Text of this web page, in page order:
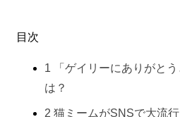
目次
1 「ゲイリーにありがと
は？
2 猫ミームがSNSで大流行